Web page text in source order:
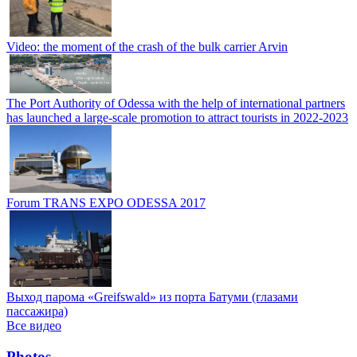
Video: the moment of the crash of the bulk carrier Arvin
The Port Authority of Odessa with the help of international partners
has launched a large-scale promotion to attract tourists in 2022-2023
Forum TRANS EXPO ODESSA 2017
Выход парома «Greifswald» из порта Батуми (глазами
пассажира)
Все видео